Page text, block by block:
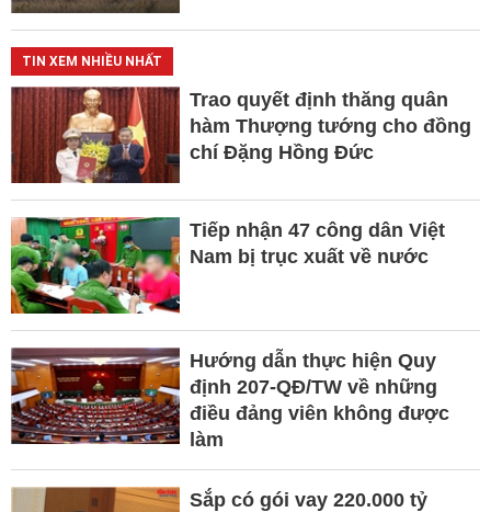
TIN XEM NHIỀU NHẤT
Trao quyết định thăng quân
hàm Thượng tướng cho đồng
chí Đặng Hồng Đức
Tiếp nhận 47 công dân Việt
Nam bị trục xuất về nước
Hướng dẫn thực hiện Quy
định 207-QĐ/TW về những
điều đảng viên không được
làm
Sắp có gói vay 220.000 tỷ